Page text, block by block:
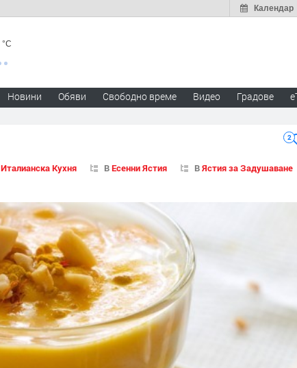
Календар
°C
Новини Обяви Свободно време Видео Градове
2
Италианска Кухня ВЕсенни Ястия ВЯстия за Задушаване